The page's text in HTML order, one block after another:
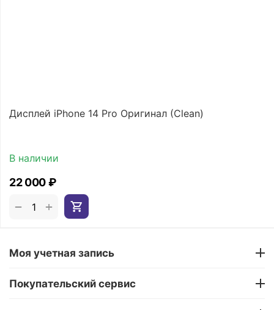
Дисплей iPhone 14 Pro Оригинал (Clean)
В наличии
22 000₽
+
−
Моя учетная запись
Покупательский сервис